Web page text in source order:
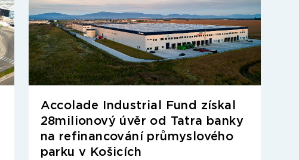
Accolade Industrial Fund získal
28milionový úvěr od Tatra banky
na refinancování průmyslového
parku v Košicích